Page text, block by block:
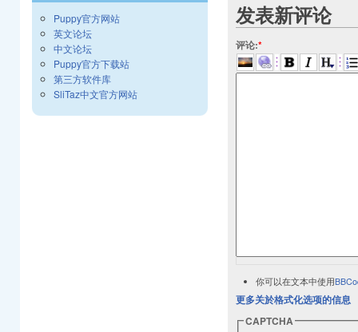
发表新评论
评论:*
你可以在文本中使用
更多关於格式化选项的信息
CAPTCHA
Puppy官方网站
英文论坛
中文论坛
Puppy官方下载站
第三方软件库
SliTaz中文官方网站